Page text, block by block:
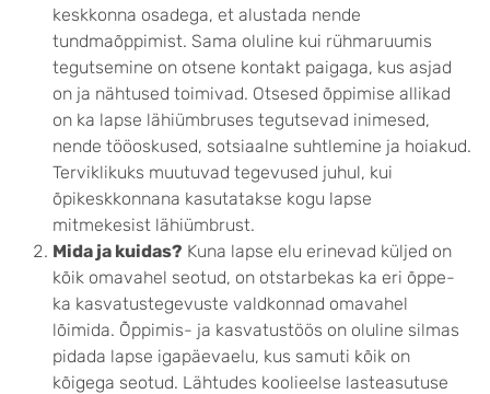
keskkonna osadega, et alustada nende
tundmaõppimist. Sama oluline kui rühmaruumis
tegutsemine on otsene kontakt paigaga, kus asjad
on ja nähtused toimivad. Otsesed õppimise allikad
on ka lapse lähiümbruses tegutsevad inimesed,
nende tööoskused, sotsiaalne suhtlemine ja hoiakud.
Terviklikuks muutuvad tegevused juhul, kui
õpikeskkonnana kasutatakse kogu lapse
mitmekesist lähiümbrust.
Mida ja kuidas? Kuna lapse elu erinevad küljed on
kõik omavahel seotud, on otstarbekas ka eri õppe-
ka kasvatustegevuste valdkonnad omavahel
lõimida. Õppimis- ja kasvatustöös on oluline silmas
pidada lapse igapäevaelu, kus samuti kõik on
kõigega seotud. Lähtudes koolieelse lasteasutuse